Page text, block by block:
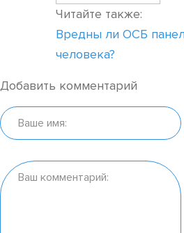
Читайте также:
Вредны ли ОСБ
человека?
Добавить комментарий